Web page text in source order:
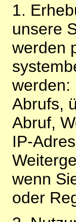
1.
unsere
werden
werden:
Abrufs,
Abruf,
IP-
wenn
oder